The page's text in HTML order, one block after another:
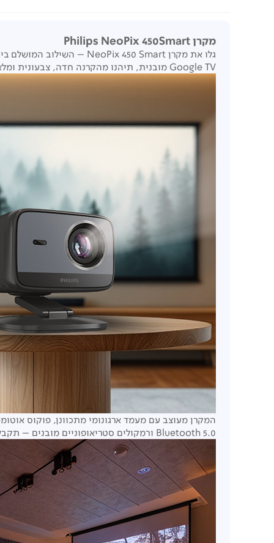
מקרן Philips NeoPix 450Smart
Google TV מובנית, תיהנו מהקרנה חדה, צבעונית ומלאת חיים – בלחיצת כפתור.
Bluetooth 5.0 ורמקולים סטריאופוניים מובנים – תקבלו חוויית קולנוע שלמה, בלי להסתבך עם חיבורים חיצוניים.